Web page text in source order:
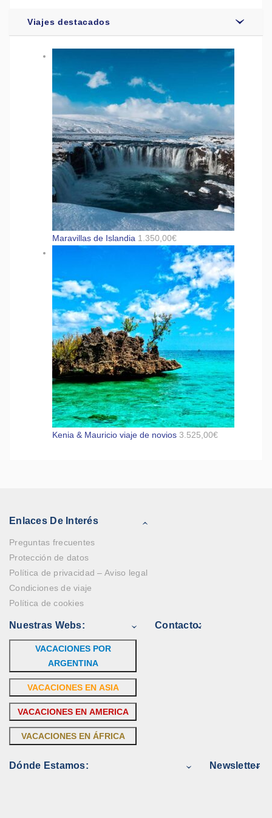
Viajes destacados
Maravillas de Islandia 1.350,00€
Kenia & Mauricio viaje de novios 3.525,00€
Enlaces De Interés
Preguntas frecuentes
Protección de datos
Política de privacidad – Aviso legal
Condiciones de viaje
Política de cookies
Nuestras Webs:
VACACIONES POR
ARGENTINA
VACACIONES EN ASIA
VACACIONES EN AMERICA
VACACIONES EN ÁFRICA
Contacto:
Dónde Estamos: Newsletter